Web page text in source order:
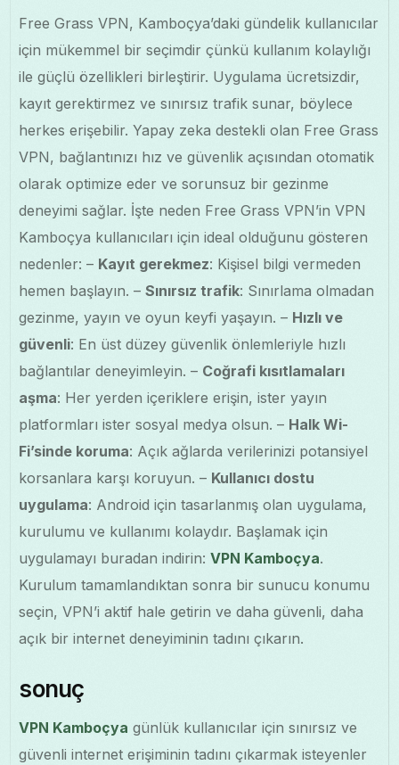
Free Grass VPN, Kamboçya’daki gündelik kullanıcılar
için mükemmel bir seçimdir çünkü kullanım kolaylığı
ile güçlü özellikleri birleştirir. Uygulama ücretsizdir,
kayıt gerektirmez ve sınırsız trafik sunar, böylece
herkes erişebilir. Yapay zeka destekli olan Free Grass
VPN, bağlantınızı hız ve güvenlik açısından otomatik
olarak optimize eder ve sorunsuz bir gezinme
deneyimi sağlar. İşte neden Free Grass VPN’in VPN
Kamboçya kullanıcıları için ideal olduğunu gösteren
nedenler: – Kayıt gerekmez: Kişisel bilgi vermeden
hemen başlayın. –Sınırsız trafik: Sınırlama olmadan
gezinme, yayın ve oyun keyfi yaşayın. – Hızlı ve
güvenli: En üst düzey güvenlik önlemleriyle hızlı
bağlantılar deneyimleyin. – Coğrafi kısıtlamaları
aşma: Her yerden içeriklere erişin, ister yayın
platformları ister sosyal medya olsun. – Halk Wi-
Fi’sinde koruma: Açık ağlarda verilerinizi potansiyel
korsanlara karşı koruyun. – Kullanıcı dostu
uygulama: Android için tasarlanmış olan uygulama,
kurulumu ve kullanımı kolaydır. Başlamak için
uygulamayı buradan indirin:VPN Kamboçya.
Kurulum tamamlandıktan sonra bir sunucu konumu
seçin, VPN’i aktif hale getirin ve daha güvenli, daha
açık bir internet deneyiminin tadını çıkarın.
sonuç
VPN Kamboçya günlük kullanıcılar için sınırsız ve
güvenli internet erişiminin tadını çıkarmak isteyenler